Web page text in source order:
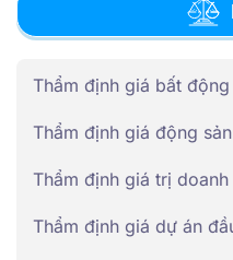
Thẩm định giá bất động
Thẩm định giá động sản
Thẩm định giá trị doanh
Thẩm định giá dự án